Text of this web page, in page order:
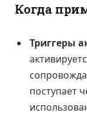
Когда
Триггеры
поступает